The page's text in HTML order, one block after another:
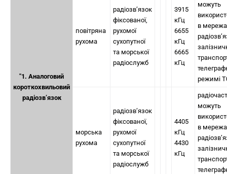
"1. Аналоговий
короткохвильовий
радіозв’язок
повітряна
рухома
радіозв’язок
фіксованої,
рухомої
сухопутної
та морської
радіослужб
3915
кГц
6655
кГц
6665
кГц
можуть
в
режимі
морська
рухома
радіозв’язок
фіксованої,
рухомої
сухопутної
та морської
радіослужб
4405
кГц
4430
кГц
можуть
в